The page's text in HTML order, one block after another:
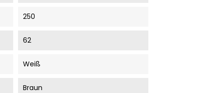
250
62
Weiß
Braun